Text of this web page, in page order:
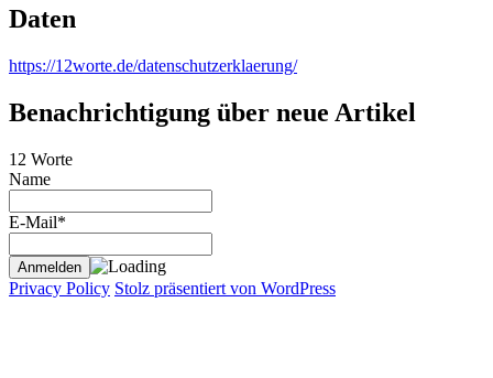
Daten
https://12worte.de/datenschutzerklaerung/
Benachrichtigung über neue Artikel
12 Worte
Name
E-Mail*
Privacy Policy Stolz präsentiert von WordPress